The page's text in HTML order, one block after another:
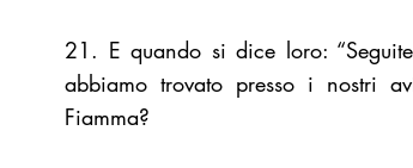
21. E quando si dice loro:
abbiamo trovato presso i nostri
Fiamma?